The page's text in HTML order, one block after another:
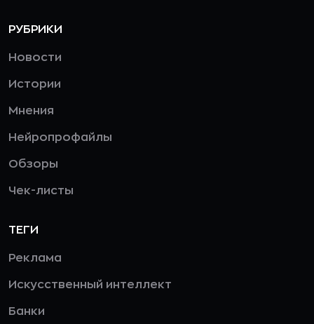
РУБРИКИ
Новости
Истории
Мнения
Нейропрофайлы
Обзоры
Чек-листы
ТЕГИ
Реклама
Искусственный интеллект
Банки